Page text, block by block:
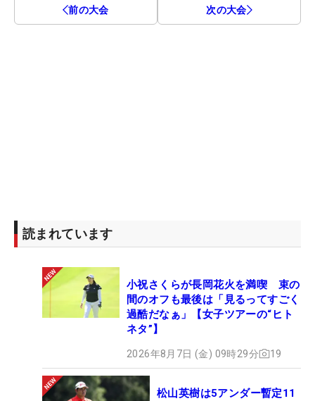
前の大会 次の大会
読まれています
小祝さくらが長岡花火を満喫 束の
間のオフも最後は「見るってすごく
過酷だなぁ」【女子ツアーの“ヒト
ネタ”】
2026年8月7日 (金) 09時29分 19
松山英樹は5アンダー暫定11